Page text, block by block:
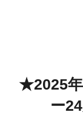
★2025
ー